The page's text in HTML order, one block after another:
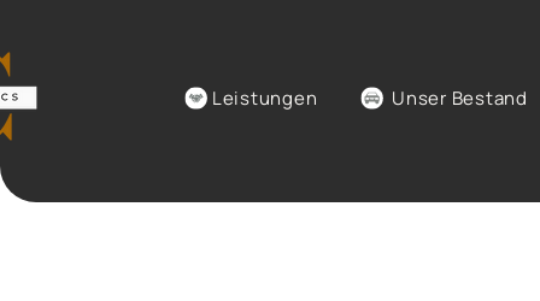
Leistungen Unser Bestand